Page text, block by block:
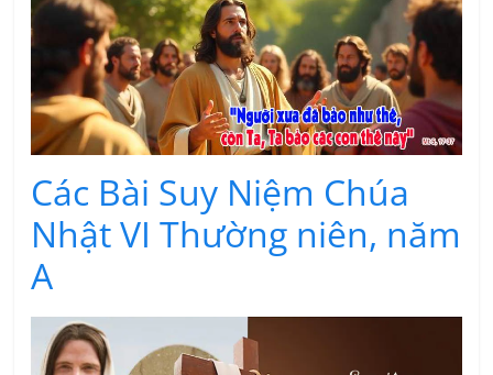
Các Bài Suy Niệm Chúa
Nhật VI Thường niên, năm
A